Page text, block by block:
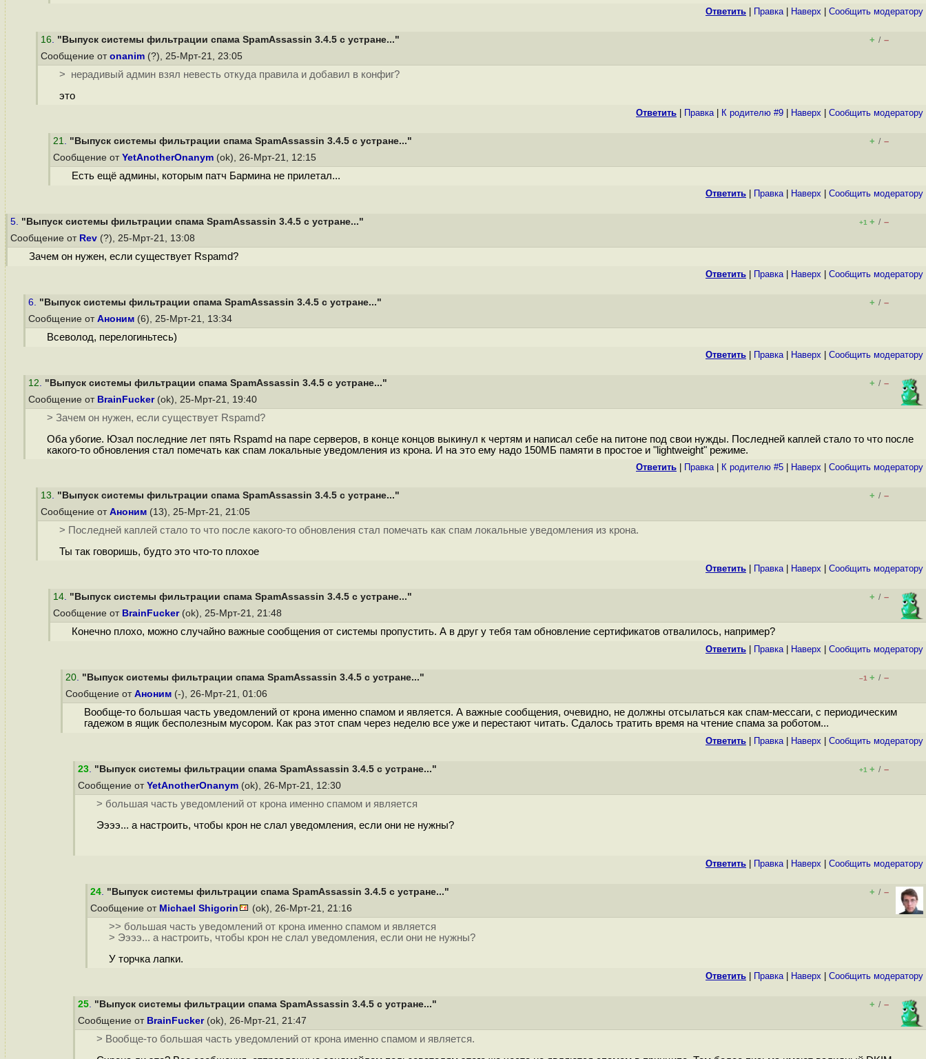
Ответить Правка| Наверх Cообщить модератору
16. "Выпуск системы фильтрации спама SpamAssassin 3.4.5 с устране..." + / –
Сообщение от onanim (?), 25-Мрт-21, 23:05
> нерадивый админ взял невесть откуда правила и добавил в конфиг?
это
Ответить Правка| К родителю #9 Наверх Cообщить модератору
21. "Выпуск системы фильтрации спама SpamAssassin 3.4.5 с устране..." + / –
Сообщение от YetAnotherOnanym (ok), 26-Мрт-21, 12:15
Есть ещё админы, которым патч Бармина не прилетал...
Ответить Правка| Наверх Cообщить модератору
5. "Выпуск системы фильтрации спама SpamAssassin 3.4.5 с устране..." +1 + / –
Сообщение от Rev (?), 25-Мрт-21, 13:08
Зачем он нужен, если существует Rspamd?
Ответить Правка| Наверх Cообщить модератору
6. "Выпуск системы фильтрации спама SpamAssassin 3.4.5 с устране..." + / –
Сообщение от Аноним (6), 25-Мрт-21, 13:34
Всеволод, перелогиньтесь)
Ответить Правка| Наверх Cообщить модератору
12. "Выпуск системы фильтрации спама SpamAssassin 3.4.5 с устране..." + / –
Сообщение от BrainFucker(ok), 25-Мрт-21, 19:40
> Зачем он нужен, если существует Rspamd?
Оба убогие. Юзал последние лет пять Rspamd на паре серверов, в конце концов выкинул к чертям и написал себе на питоне под свои нужды. Последней каплей стало то что после
какого-то обновления стал помечать как спам локальные уведомления из крона. И на это ему надо 150МБ памяти в простое и "lightweight" режиме.
Ответить Правка| К родителю #5 Наверх Cообщить модератору
13. "Выпуск системы фильтрации спама SpamAssassin 3.4.5 с устране..." + / –
Сообщение от Аноним (13), 25-Мрт-21, 21:05
> Последней каплей стало то что после какого-то обновления стал помечать как спам локальные уведомления из крона.
Ты так говоришь, будто это что-то плохое
Ответить Правка| Наверх Cообщить модератору
14. "Выпуск системы фильтрации спама SpamAssassin 3.4.5 с устране..." + / –
Сообщение от BrainFucker(ok), 25-Мрт-21, 21:48
Конечно плохо, можно случайно важные сообщения от системы пропустить. А в друг у тебя там обновление сертификатов отвалилось, например?
Ответить Правка| Наверх Cообщить модератору
20. "Выпуск системы фильтрации спама SpamAssassin 3.4.5 с устране..." –1 + / –
Сообщение от Аноним (-), 26-Мрт-21, 01:06
Вообще-то большая часть уведомлений от крона именно спамом и является. А важные сообщения, очевидно, не должны отсылаться как спам-мессаги, с периодическим
гадежом в ящик бесполезным мусором. Как раз этот спам через неделю все уже и перестают читать. Сдалось тратить время на чтение спама за роботом...
Ответить Правка| Наверх Cообщить модератору
23. "Выпуск системы фильтрации спама SpamAssassin 3.4.5 с устране..." +1 + / –
Сообщение от YetAnotherOnanym (ok), 26-Мрт-21, 12:30
> большая часть уведомлений от крона именно спамом и является
Ээээ... а настроить, чтобы крон не слал уведомления, если они не нужны?
Ответить Правка| Наверх Cообщить модератору
24. "Выпуск системы фильтрации спама SpamAssassin 3.4.5 с устране..." + / –
Сообщение от Michael Shigorin (ok), 26-Мрт-21, 21:16
>> большая часть уведомлений от крона именно спамом и является
> Ээээ... а настроить, чтобы крон не слал уведомления, если они не нужны?
У торчка лапки.
Ответить Правка| Наверх Cообщить модератору
25. "Выпуск системы фильтрации спама SpamAssassin 3.4.5 с устране..." + / –
Сообщение от BrainFucker(ok), 26-Мрт-21, 21:47
> Вообще-то большая часть уведомлений от крона именно спамом и является.